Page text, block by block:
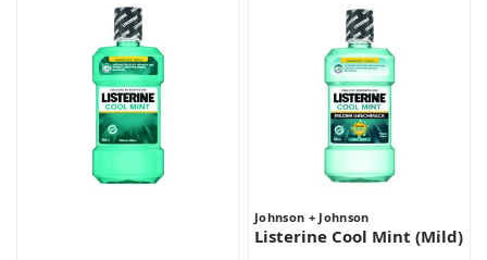
Johnson + Johnson
Listerine Cool Mint (Mild)